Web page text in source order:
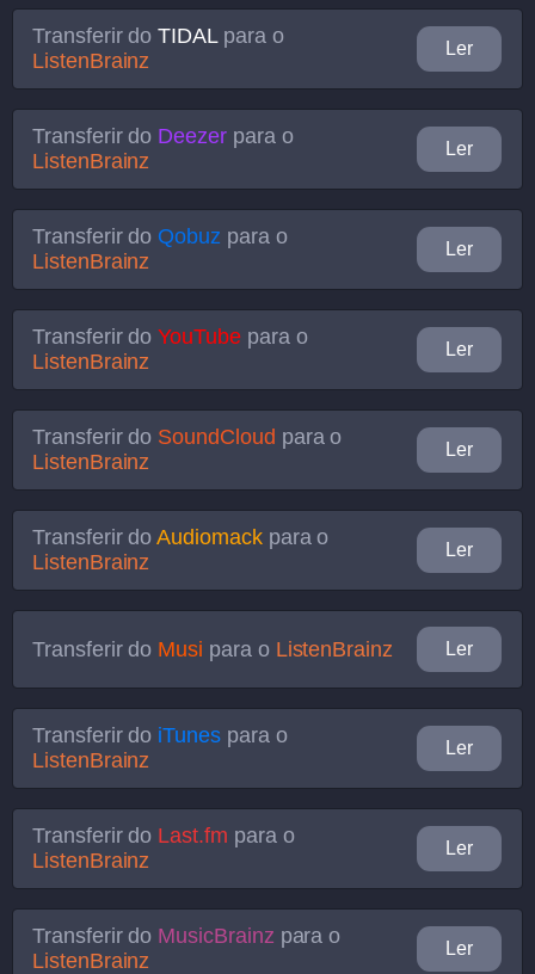
Transferir doTIDALpara o
ListenBrainz
Ler
Transferir do Deezerpara o
ListenBrainz
Ler
Transferir do Qobuz para o
ListenBrainz
Ler
Transferir doYouTubepara o
ListenBrainz
Ler
Transferir do SoundCloud para o
ListenBrainz
Ler
Transferir doAudiomackpara o
ListenBrainz
Ler
Transferir do Musi para o ListenBrainz Ler
Transferir do iTunespara o
ListenBrainz
Ler
Transferir do Last.fm para o
ListenBrainz
Ler
Transferir do MusicBrainz para o
ListenBrainz
Ler